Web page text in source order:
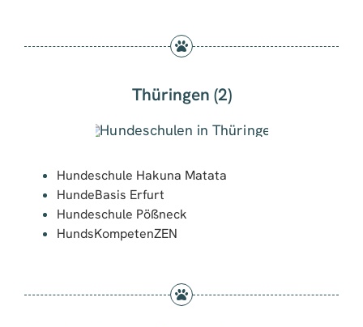
Thüringen (2)
Hundeschule Hakuna Matata
HundeBasis Erfurt
Hundeschule Pößneck
HundsKompetenZEN